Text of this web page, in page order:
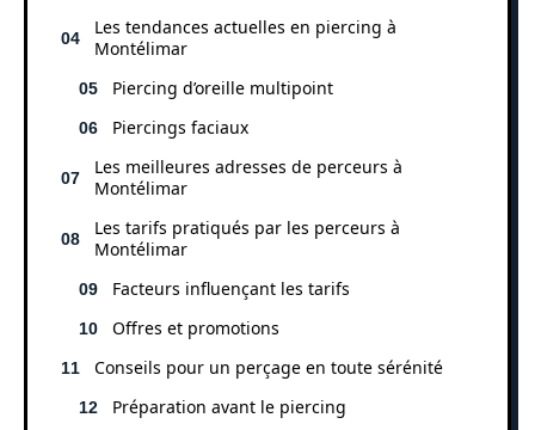
Les tendances actuelles en piercing à
Montélimar
Piercing d’oreille multipoint
Piercings faciaux
Les meilleures adresses de perceurs à
Montélimar
Les tarifs pratiqués par les perceurs à
Montélimar
Facteurs influençant les tarifs
Offres et promotions
Conseils pour un perçage en toute sérénité
Préparation avant le piercing